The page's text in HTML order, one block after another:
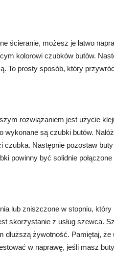
ścieranie, możesz je łatwo
kolorowi czubków butów.
To prosty sposób, który
rozwiązaniem jest użycie
wykonane są czubki butów.
czubka. Następnie pozostaw
powinny być solidnie
lub zniszczone w stopniu,
skorzystanie z usług szewca.
dłuższą żywotność. Pamiętaj,
w naprawę, jeśli masz